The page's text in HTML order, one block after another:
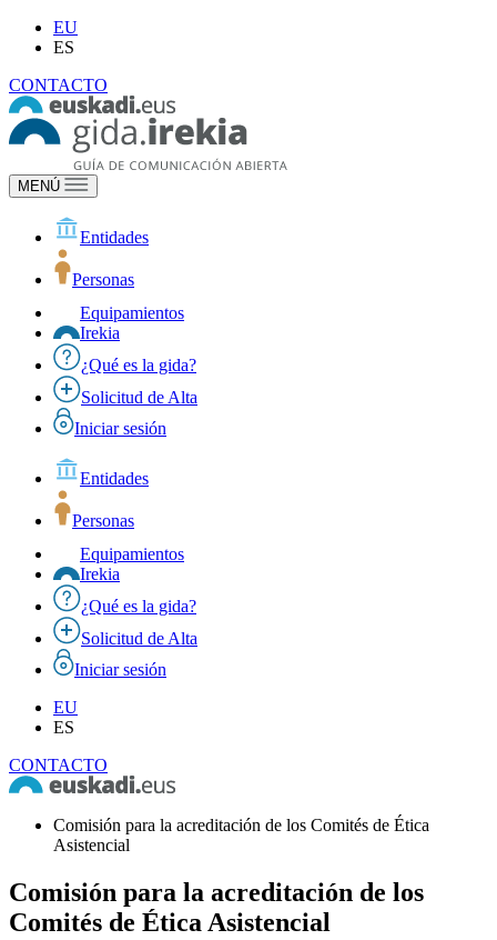
EU
ES
CONTACTO
MENÚ
Entidades
Personas
Equipamientos
Irekia
¿Qué es la gida?
Solicitud de Alta
Iniciar sesión
Entidades
Personas
Equipamientos
Irekia
¿Qué es la gida?
Solicitud de Alta
Iniciar sesión
EU
ES
CONTACTO
Comisión para la acreditación de los Comités de Ética
Asistencial
Comisión para la acreditación de los
Comités de Ética Asistencial